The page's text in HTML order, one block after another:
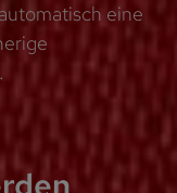
eine